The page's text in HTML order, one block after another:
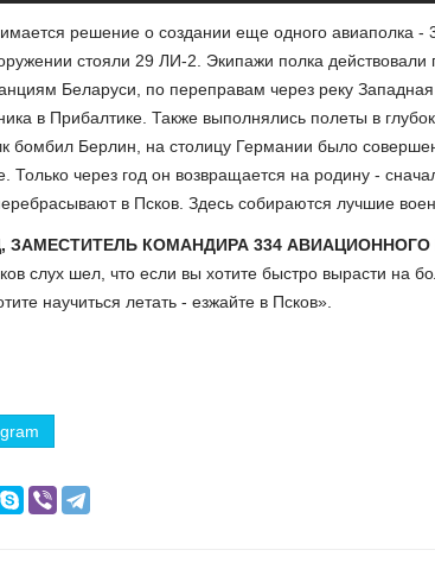
решение о создании еще одного авиаполка -
стояли 29 ЛИ-2. Экипажи полка действовали
Беларуси, по переправам через реку
в Прибалтике. Также выполнялись полеты в
бомбил Берлин, на столицу Германии было
Только через год он возвращается на родину -
в Псков. Здесь собираются лучшие
КОМАНДИРА 334 АВИАЦИОННОГО
слух шел, что если вы хотите быстро вырасти на
научиться летать - езжайте в Псков».